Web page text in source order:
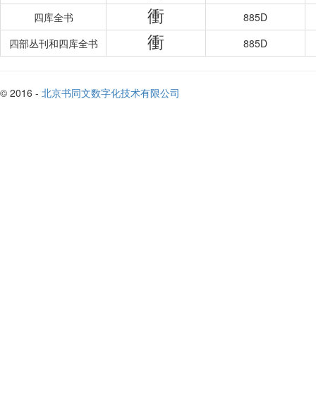
四库全书
衝
885D
四部丛刊和四库全书
衝 885D
© 2016 - 北京书同文数字化技术有限公司